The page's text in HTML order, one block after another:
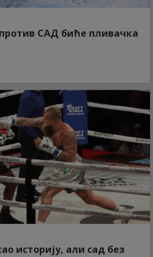
САД биће пливачка
историју, али сад без